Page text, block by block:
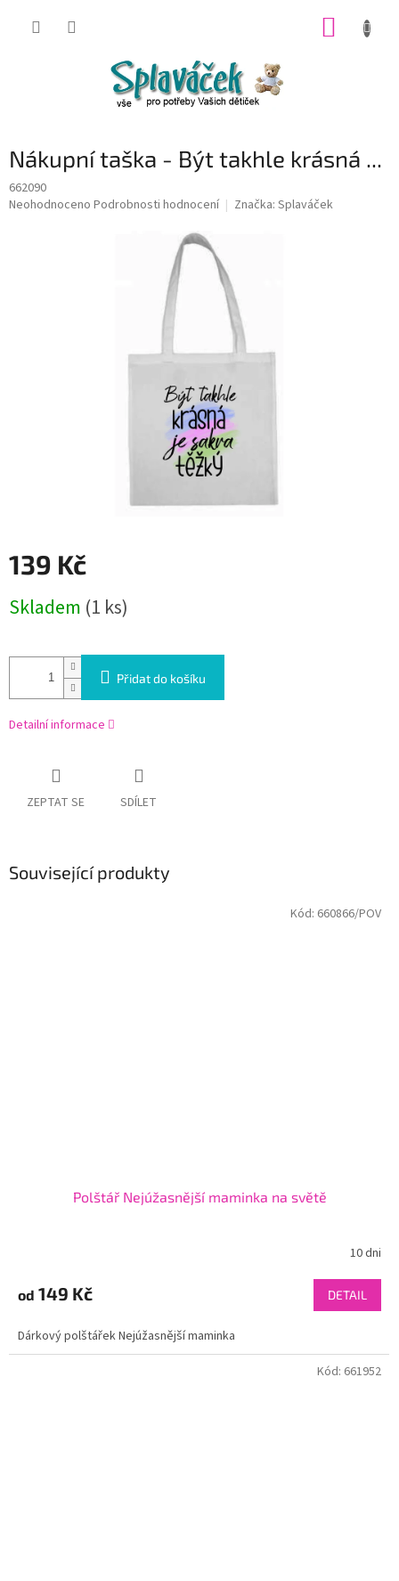
Nákupní taška - Být takhle krásná ...
662090
Průměrné
Neohodnoceno Podrobnosti hodnocení Značka: Splaváček
139 Kč
cena:
Skladem (1 ks)
Přidat do košíku
Detailní informace
ZEPTAT SE SDÍLET
Související produkty
Polštář Nejúžasnější maminka na světě
10 dni
od 149 Kč DETAIL
Dárkový polštářek Nejúžasnější maminka
Kód: 660866/POV
Kód: 661952